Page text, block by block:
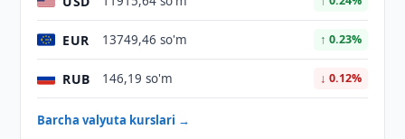
EUR 13749,46 so'm ↑ 0.23%
RUB 146,19 so'm ↓ 0.12%
Barcha valyuta kurslari →